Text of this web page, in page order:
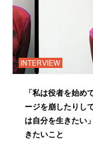
INTERVIEW
「私は役者を始め
ージを崩したりし
は自分を生きたい
きたいこと